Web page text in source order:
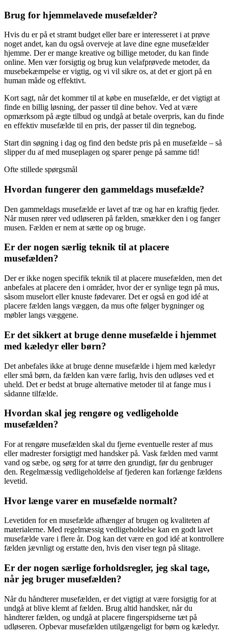
Brug for hjemmelavede musefælder?
Hvis du er på et stramt budget eller bare er interesseret i at prøve
noget andet, kan du også overveje at lave dine egne musefælder
hjemme. Der er mange kreative og billige metoder, du kan finde
online. Men vær forsigtig og brug kun velafprøvede metoder, da
musebekæmpelse er vigtig, og vi vil sikre os, at det er gjort på en
human måde og effektivt.
Kort sagt, når det kommer til at købe en musefælde, er det vigtigt at
finde en billig løsning, der passer til dine behov. Ved at være
opmærksom på ægte tilbud og undgå at betale overpris, kan du finde
en effektiv musefælde til en pris, der passer til din tegnebog.
Start din søgning i dag og find den bedste pris på en musefælde – så
slipper du af med museplagen og sparer penge på samme tid!
Ofte stillede spørgsmål
Hvordan fungerer den gammeldags musefælde?
Den gammeldags musefælde er lavet af træ og har en kraftig fjeder.
Når musen rører ved udløseren på fælden, smækker den i og fanger
musen. Fælden er nem at sætte op og bruge.
Er der nogen særlig teknik til at placere
musefælden?
Der er ikke nogen specifik teknik til at placere musefælden, men det
anbefales at placere den i områder, hvor der er synlige tegn på mus,
såsom muselort eller knuste fødevarer. Det er også en god idé at
placere fælden langs væggen, da mus ofte følger bygninger og
møbler langs væggene.
Er det sikkert at bruge denne musefælde i hjemmet
med kæledyr eller børn?
Det anbefales ikke at bruge denne musefælde i hjem med kæledyr
eller små børn, da fælden kan være farlig, hvis den udløses ved et
uheld. Det er bedst at bruge alternative metoder til at fange mus i
sådanne tilfælde.
Hvordan skal jeg rengøre og vedligeholde
musefælden?
For at rengøre musefælden skal du fjerne eventuelle rester af mus
eller madrester forsigtigt med handsker på. Vask fælden med varmt
vand og sæbe, og sørg for at tørre den grundigt, før du genbruger
den. Regelmæssig vedligeholdelse af fjederen kan forlænge fældens
levetid.
Hvor længe varer en musefælde normalt?
Levetiden for en musefælde afhænger af brugen og kvaliteten af
materialerne. Med regelmæssig vedligeholdelse kan en godt lavet
musefælde vare i flere år. Dog kan det være en god idé at kontrollere
fælden jævnligt og erstatte den, hvis den viser tegn på slitage.
Er der nogen særlige forholdsregler, jeg skal tage,
når jeg bruger musefælden?
Når du håndterer musefælden, er det vigtigt at være forsigtig for at
undgå at blive klemt af fælden. Brug altid handsker, når du
håndterer fælden, og undgå at placere fingerspidserne tæt på
udløseren. Opbevar musefælden utilgængeligt for børn og kæledyr.